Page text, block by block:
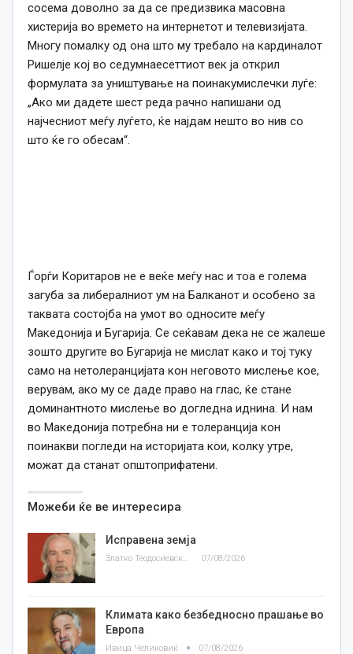
сосема доволно за да се предизвика масовна
хистерија во времето на интернетот и телевизијата.
Многу помалку од она што му требало на кардиналот
Ришелје кој во седумнаесеттиот век ја открил
формулата за уништување на поинакумислечки луѓе:
„Ако ми дадете шест реда рачно напишани од
најчесниот меѓу луѓето, ќе најдам нешто во нив со
што ќе го обесам“.
Ѓорѓи Коритаров не е веќе меѓу нас и тоа е голема
загуба за либералниот ум на Балканот и особено за
таквата состојба на умот во односите меѓу
Македонија и Бугарија. Се сеќавам дека не се жалеше
зошто другите во Бугарија не мислат како и тој туку
само на нетолеранцијата кон неговото мислење кое,
верувам, ако му се даде право на глас, ќе стане
доминантното мислење во догледна иднина. И нам
во Македонија потребна ни е толеранција кон
поинакви погледи на историјата кои, колку утре,
можат да станат општоприфатени.
Можеби ќе ве интересира
Исправена земја
Златко Теодосиевски 07/08/2026
Климата како безбедносно прашање во
Европа
Ивица Челиковиќ 07/08/2026